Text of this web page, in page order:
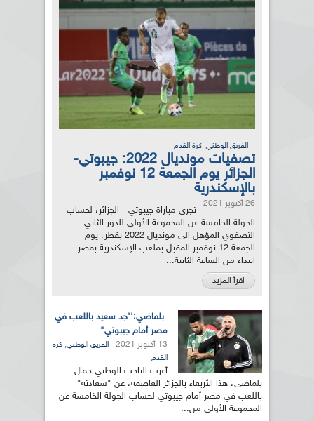
الفريق الوطني, كرة القدم
تصفيات مونديال 2022: جيبوتي-
الجزائر يوم الجمعة 12 نوفمبر
بالإسكندرية
26 أكتوبر 2021
تجرى مباراة جيبوتي - الجزائر، لحساب
الجولة الخامسة عن المجموعة الأولى للدور الثاني
التصفوي المؤهل الى مونديال 2022 بقطر، يوم
الجمعة 12 نوفمبر المقبل بملعب الإسكندرية بمصر
ابتداء من الساعة الثانية...
اقرأ المزيد
بلماضي:''جد سعيد باللعب في
مصر أمام جيبوتي"
13 أكتوبر 2021 الفريق الوطني, كرة
القدم
أعرب الناخب الوطني جمال
بلماضي، هذا الأربعاء بالجزائر العاصمة، عن "سعادته"
باللعب في مصر أمام جيبوتي لحساب الجولة الخامسة عن
المجموعة الأولى من...